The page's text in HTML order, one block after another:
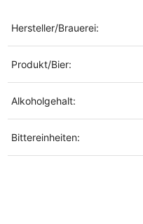
Hersteller/Brauerei:
Produkt/Bier:
Alkoholgehalt:
Bittereinheiten: